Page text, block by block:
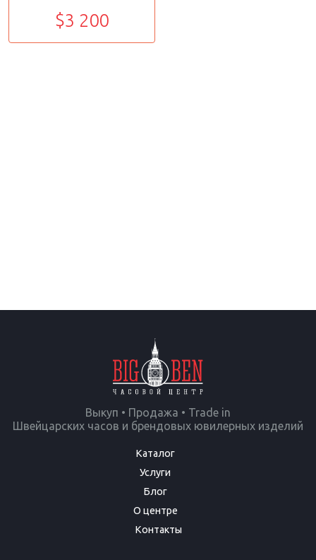
$3 200
Выкуп • Продажа • Trade in
Швейцарских часов и брендовых ювилерных изделий
Каталог
Услуги
Блог
О центре
Контакты